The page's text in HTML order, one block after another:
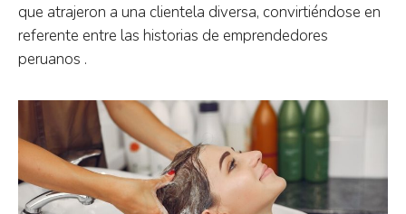
que atrajeron a una clientela diversa, convirtiéndose en
referente entre las historias de emprendedores
peruanos .